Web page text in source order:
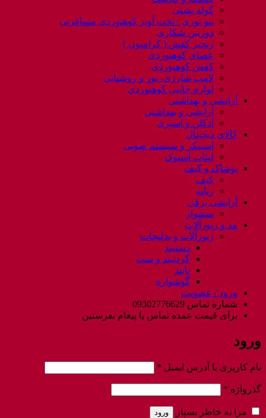
کوله پشتی
ننو توری / تخت آویز کوهنوردی مسافرتی
دوربین شکاری
زنجیر کفش ( کرامپون )
عصای کوهنوردی
کفش کوهنوردی
لامپ شارژی، نور و روشنایی
لوازم جانبی کوهنوردی
آرایشی و بهداشتی
آرایشی و بهداشتی
ادکلن و اسپری
کالای دیجیتال
اسپیکر و سیستم صوتی
لپتاب استوک
پوشاک و کیف
کیف
زنانه
آرایشی برقی
سشوار
مد و زیورآلات
زیورآلات و بدلیجات
دستبند
گردنبند و ست
پابند
گوشواره
ورود / عضویت
شماره تماس 09302776629
برای قیمت عمده تماس یا پیغام بفرستین
ورود
نام کاربری یا آدرس ایمیل *
گذرواژه *
مرا به خاطر بسپار ورود